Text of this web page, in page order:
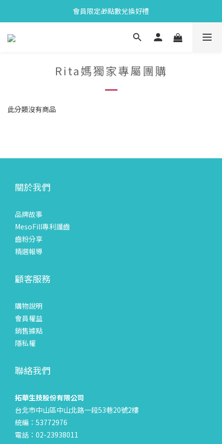
會員限定🎁點數兌換好禮
會員限定🎁點數兌換好禮
全新上市🫧變色牙膏加碼送好禮
Rita媽獨家專屬團購
此分類沒有商品
關於我們
品牌故事
MesoFill專利護齒
齒粉分享
精選報導
顧客服務
購物說明
會員權益
銷售據點
隱私權
聯絡我們
拓華生技股份有限公司
台北市中山區中山北路一段53巷20號2樓
統編：53772976
電話：02-23938011